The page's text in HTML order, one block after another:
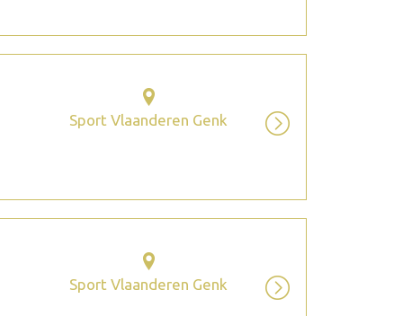
Sport Vlaanderen Genk
Sport Vlaanderen Genk